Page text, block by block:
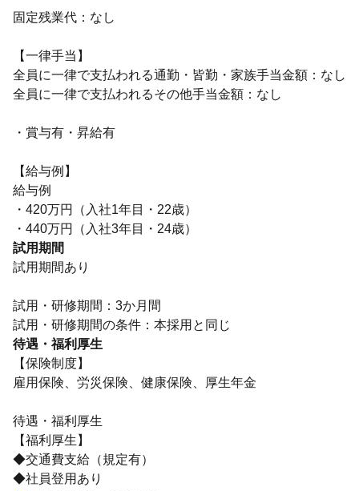
固定残業代：なし
【一律手当】
全員に一律で支払われる通勤・皆勤・家族手当金額：なし
全員に一律で支払われるその他手当金額：なし
・賞与有・昇給有
【給与例】
給与例
・420万円（入社1年目・22歳）
・440万円（入社3年目・24歳）
試用期間
試用期間あり
試用・研修期間：3か月間
待遇・福利厚生
【保険制度】
雇用保険、労災保険、健康保険、厚生年金
待遇・福利厚生
【福利厚生】
◆交通費支給（規定有）
◆社員登用あり